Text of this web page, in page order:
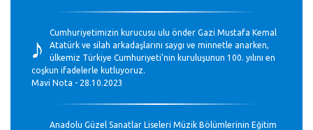
♪
Cumhuriyetimizin kurucusu ulu önder Gazi Mustafa Kemal
Atatürk ve silah arkadaşlarını saygı ve minnetle anarken,
ülkemiz Türkiye Cumhuriyeti’nin kuruluşunun 100. yılını en
coşkun ifadelerle kutluyoruz.
Mavi Nota - 28.10.2023
Anadolu Güzel Sanatlar Liseleri Müzik Bölümlerinin Eğitim